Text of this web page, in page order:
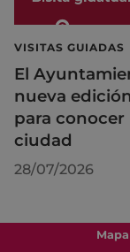
VISITAS GUIADAS
El
nueva
para
ciudad
28/07/2026